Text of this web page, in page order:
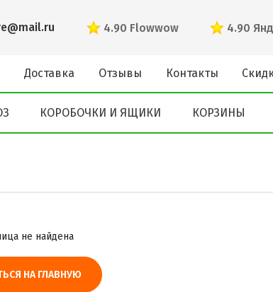
4.90 Flowwow 4.90
Доставка Отзывы Контакты
КОРОБОЧКИ И ЯЩИКИ КОРЗИНЫ
не найдена
НА ГЛАВНУЮ